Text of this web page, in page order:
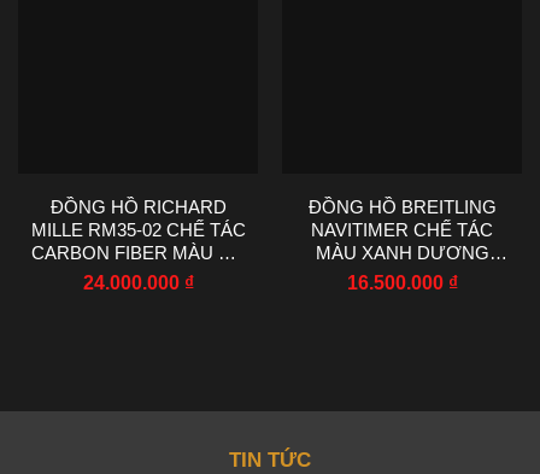
ĐỒNG HỒ RICHARD
MILLE RM35-02 CHẾ TÁC
CARBON FIBER MÀU ĐỎ
NHÀ MÁY RM
24.000.000 ₫
ĐỒNG HỒ BREITLING
NAVITIMER CHẾ TÁC
MÀU XANH DƯƠNG
MÁY CƠ EF FACTORY
16.500.000 ₫
TIN TỨC